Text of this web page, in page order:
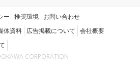
ー 推奨環境 お問い合わせ
体資料 広告掲載について 会社概要
CORPORATION